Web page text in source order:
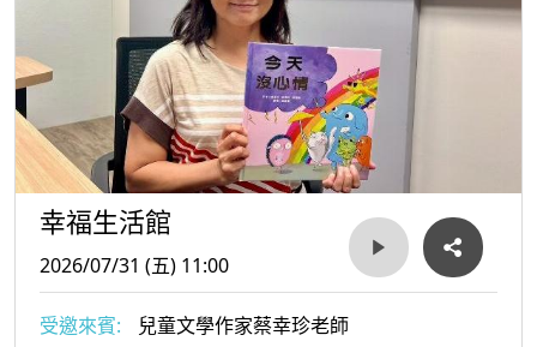
幸福生活館
2026/07/31 (五) 11:00
受邀來賓:
兒童文學作家蔡幸珍老師